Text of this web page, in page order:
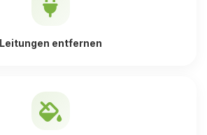
Leitungen entfernen